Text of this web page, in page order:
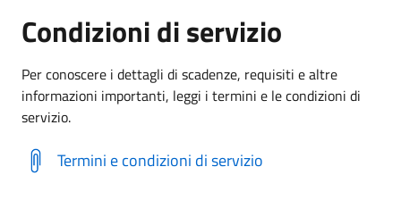
Condizioni di servizio
Per conoscere i dettagli di scadenze, requisiti e altre
informazioni importanti, leggi i termini e le condizioni di
servizio.
Termini e condizioni di servizio